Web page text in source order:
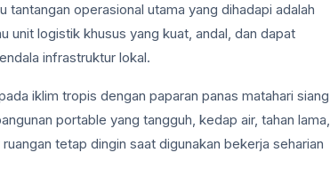
operasional utama yang dihadapi adalah
unit logistik khusus yang kuat, andal, dan dapat
infrastruktur lokal.
iklim tropis dengan paparan panas matahari siang
portable yang tangguh, kedap air, tahan lama,
tetap dingin saat digunakan bekerja seharian